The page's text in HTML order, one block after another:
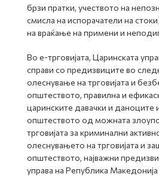
брзи пратки, учеството на
смисла на испорачатели на
на враќање на примени и
Во е-трговијата, Царинската
справи со предизвиците во
олеснување на трговијата и
општеството, правилна и
царинските давачки и даноците
општеството од можната
трговијата за криминални
олеснувањето на трговијата и
општеството, најважни
управа на Република